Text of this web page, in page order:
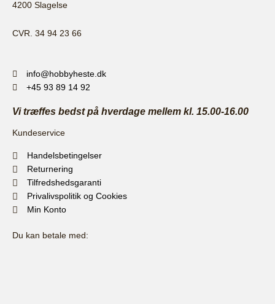
4200 Slagelse
CVR. 34 94 23 66
info@hobbyheste.dk
+45 93 89 14 92
Vi træffes bedst på hverdage mellem kl. 15.00-16.00
Kundeservice
Handelsbetingelser
Returnering
Tilfredshedsgaranti
Privalivspolitik og Cookies
Min Konto
Du kan betale med: